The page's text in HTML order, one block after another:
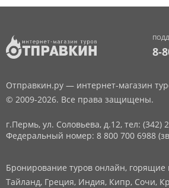
8-
Отправкин.ру — интернет-магазин
© 2009-2026. Все права защищены.
г.Пермь, ул. Соловьева, д.12, тел: (342)
Федеральный номер: 8 800 700 6988
Бронирование туров онлайн, горящие
Тайланд, Греция, Индия, Кипр, Сочи,